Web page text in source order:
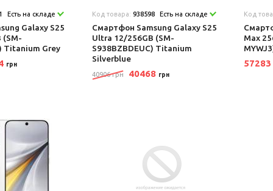
Есть на складе
Galaxy S25
(SM-
Titanium Grey
грн
Код товара: 938598 Есть на складе
Смартфон Samsung Galaxy S25
Ultra 12/256GB (SM-
S938BZBDEUC) Titanium
Silverblue
40906 грн 40468 грн
Код
Max